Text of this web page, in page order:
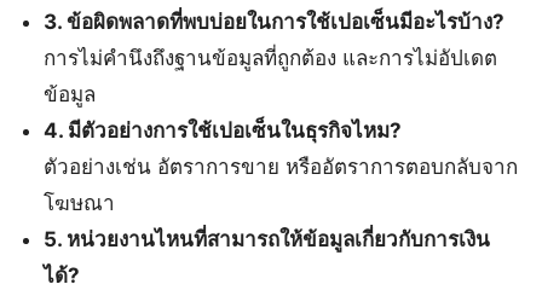
3. ข้อผิดพลาดที่พบบ่อยในการใช้เปอเซ็นมีอะไรบ้าง?
การไม่คำนึงถึงฐานข้อมูลที่ถูกต้อง และการไม่อัปเดต
ข้อมูล
4. มีตัวอย่างการใช้เปอเซ็นในธุรกิจไหม?
ตัวอย่างเช่น อัตราการขาย หรืออัตราการตอบกลับจาก
โฆษณา
5. หน่วยงานไหนที่สามารถให้ข้อมูลเกี่ยวกับการเงิน
ได้?